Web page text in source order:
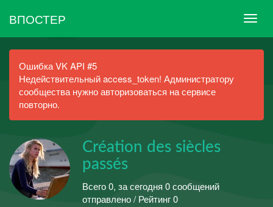
ВПОСТЕР
Ошибка VK API #5
Недействительный access_token! Администратору
сообщества нужно авторизоваться на сервисе
повторно.
Сréation des siècles
passés
Всего 0, за сегодня 0 сообщений
отправлено / Рейтинг 0